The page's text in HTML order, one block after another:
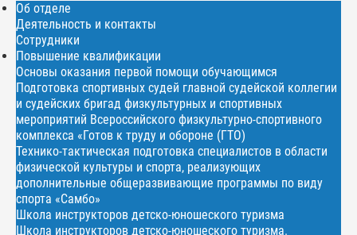
Об отделе
Деятельность и контакты
Сотрудники
Повышение квалификации
Основы оказания первой помощи обучающимся
Подготовка спортивных судей главной судейской коллегии
и судейских бригад физкультурных и спортивных
мероприятий Всероссийского физкультурно-спортивного
комплекса «Готов к труду и обороне (ГТО)
Технико-тактическая подготовка специалистов в области
физической культуры и спорта, реализующих
дополнительные общеразвивающие программы по виду
спорта «Самбо»
Школа инструкторов детско-юношеского туризма
Школа инструкторов детско-юношеского туризма.